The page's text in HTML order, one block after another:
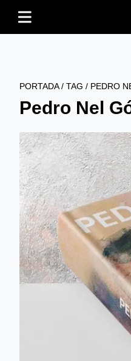
PORTADA/ TAG / PEDRO
Pedro Nel